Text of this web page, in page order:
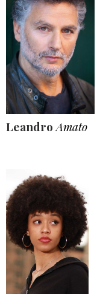
LeandroAmato